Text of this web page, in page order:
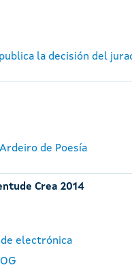
la decisión del
de Poesía
Crea 2014
electrónica